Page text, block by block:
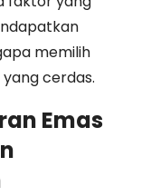
memilih
cerdas.
Emas